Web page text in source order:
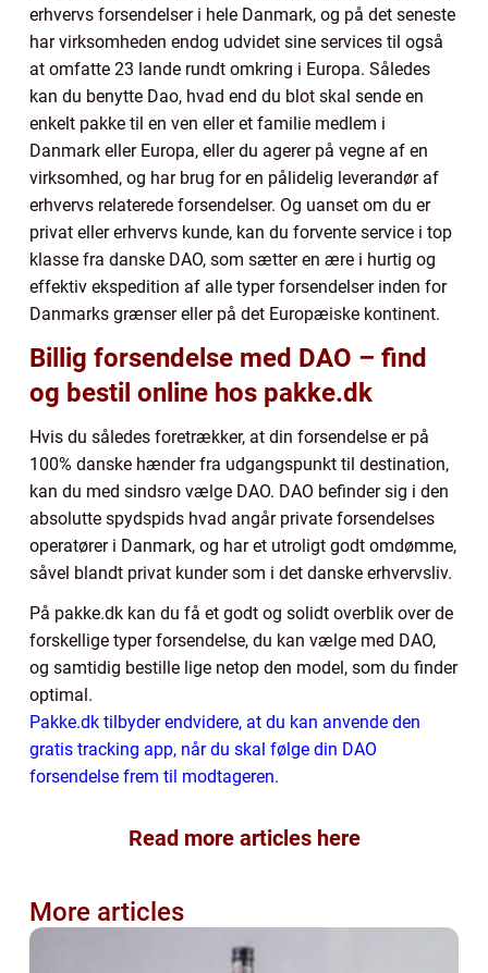
erhvervs forsendelser i hele Danmark, og på det seneste
har virksomheden endog udvidet sine services til også
at omfatte 23 lande rundt omkring i Europa. Således
kan du benytte Dao, hvad end du blot skal sende en
enkelt pakke til en ven eller et familie medlem i
Danmark eller Europa, eller du agerer på vegne af en
virksomhed, og har brug for en pålidelig leverandør af
erhvervs relaterede forsendelser. Og uanset om du er
privat eller erhvervs kunde, kan du forvente service i top
klasse fra danske DAO, som sætter en ære i hurtig og
effektiv ekspedition af alle typer forsendelser inden for
Danmarks grænser eller på det Europæiske kontinent.
Billig forsendelse med DAO – find
og bestil online hos pakke.dk
Hvis du således foretrækker, at din forsendelse er på
100% danske hænder fra udgangspunkt til destination,
kan du med sindsro vælge DAO. DAO befinder sig i den
absolutte spydspids hvad angår private forsendelses
operatører i Danmark, og har et utroligt godt omdømme,
såvel blandt privat kunder som i det danske erhvervsliv.
På pakke.dk kan du få et godt og solidt overblik over de
forskellige typer forsendelse, du kan vælge med DAO,
og samtidig bestille lige netop den model, som du finder
optimal.
Pakke.dk tilbyder endvidere, at du kan anvende den
gratis tracking app, når du skal følge din DAO
forsendelse frem til modtageren.
Read more articles here
More articles